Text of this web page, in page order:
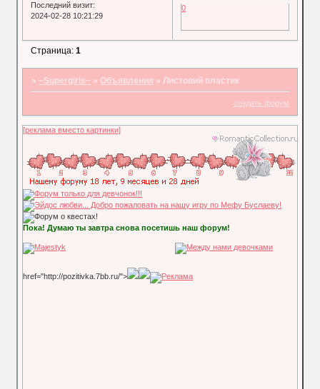
Последний визит:
2024-02-28 10:21:29
0
Страница:1
» ~Supergirls~ » Объявления »Листовий пластик
создать форум
[реклама вместо картинки]
Пока! Думаю ты завтра снова посетишь наш форум!
href="http://pozitivka.7bb.ru/">